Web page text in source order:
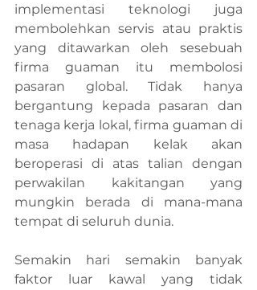
implementasi teknologi juga
membolehkan servis atau praktis
yang ditawarkan oleh sesebuah
firma guaman itu membolosi
pasaran global. Tidak hanya
bergantung kepada pasaran dan
tenaga kerja lokal, firma guaman di
masa hadapan kelak akan
beroperasi di atas talian dengan
perwakilan kakitangan yang
mungkin berada di mana-mana
tempat di seluruh dunia.
Semakin hari semakin banyak
faktor luar kawal yang tidak